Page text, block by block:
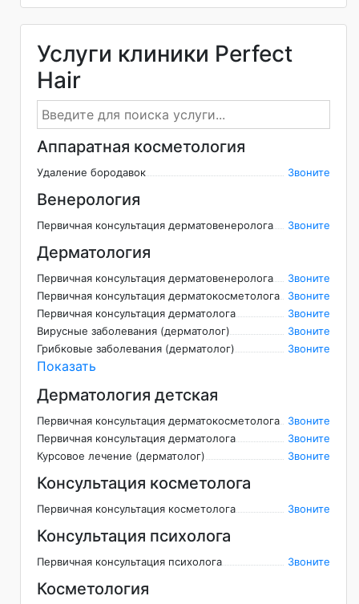
Услуги клиники Perfect
Hair
Аппаратная косметология
Удаление бородавок Звоните
Венерология
Первичная консультация дерматовенеролога Звоните
Дерматология
Первичная консультация дерматовенеролога
Звоните
Первичная консультация дерматокосметолога
Звоните
Первичная консультация дерматолога
Звоните
Вирусные заболевания (дерматолог)
Звоните
Грибковые заболевания (дерматолог)
Звоните
Показать
Дерматология детская
Первичная консультация дерматокосметолога
Звоните
Первичная консультация дерматолога
Звоните
Курсовое лечение (дерматолог)
Звоните
Консультация косметолога
Первичная консультация косметолога Звоните
Консультация психолога
Первичная консультация психолога Звоните
Косметология